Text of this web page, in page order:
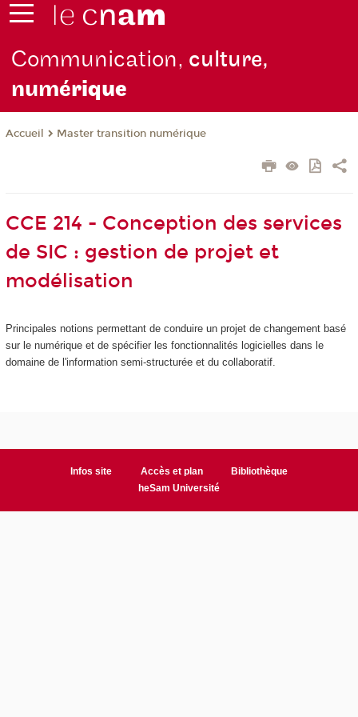
Communication, culture,
numérique
Accueil Master transition numérique
CCE 214 - Conception des services
de SIC : gestion de projet et
modélisation
Principales notions permettant de conduire un projet de changement basé
sur le numérique et de spécifier les fonctionnalités logicielles dans le
domaine de l'information semi-structurée et du collaboratif.
Infos site Accès et plan
Bibliothèque
heSam Université